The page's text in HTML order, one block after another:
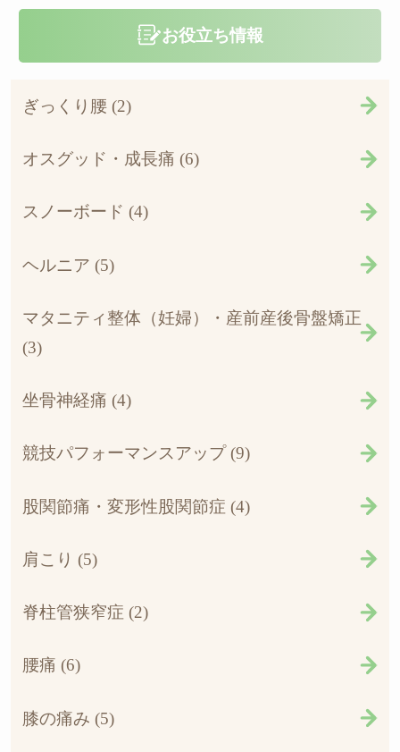
お役立ち情報
ぎっくり腰 (2)
オスグッド・成長痛 (6)
スノーボード (4)
ヘルニア (5)
マタニティ整体（妊婦）・産前産後骨盤矯正
(3)
坐骨神経痛 (4)
競技パフォーマンスアップ (9)
股関節痛・変形性股関節症 (4)
肩こり (5)
脊柱管狭窄症 (2)
腰痛 (6)
膝の痛み (5)